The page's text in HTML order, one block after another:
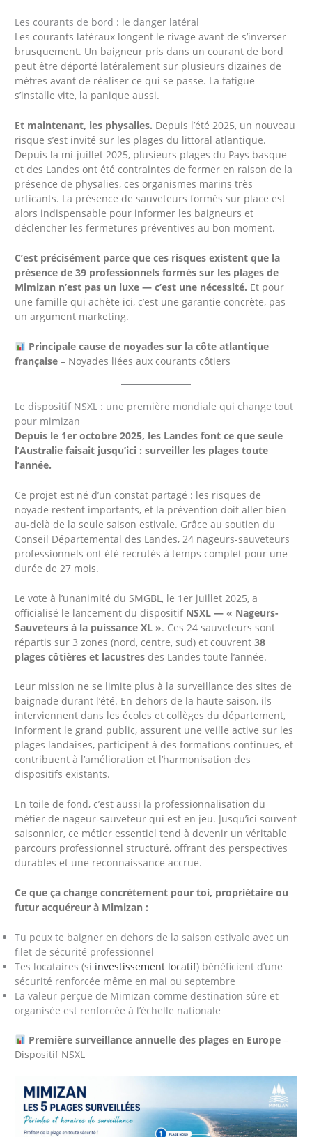
Les courants de bord : le danger latéral
Les courants latéraux longent le rivage avant de s’inverser
brusquement. Un baigneur pris dans un courant de bord
peut être déporté latéralement sur plusieurs dizaines de
mètres avant de réaliser ce qui se passe. La fatigue
s’installe vite, la panique aussi.
Et maintenant, les physalies. Depuis l’été 2025, un nouveau
risque s’est invité sur les plages du littoral atlantique.
Depuis la mi-juillet 2025, plusieurs plages du Pays basque
et des Landes ont été contraintes de fermer en raison de la
présence de physalies, ces organismes marins très
urticants. La présence de sauveteurs formés sur place est
alors indispensable pour informer les baigneurs et
déclencher les fermetures préventives au bon moment.
C’est précisément parce que ces risques existent que la
présence de 39 professionnels formés sur les plages de
Mimizan n’est pas un luxe — c’est une nécessité. Et pour
une famille qui achète ici, c’est une garantie concrète, pas
un argument marketing.
Principale cause de noyades sur la côte atlantique
française – Noyades liées aux courants côtiers
Le dispositif NSXL : une première mondiale qui change tout
pour mimizan
Depuis le 1er octobre 2025, les Landes font ce que seule
l’Australie faisait jusqu’ici : surveiller les plages toute
l’année.
Ce projet est né d’un constat partagé : les risques de
noyade restent importants, et la prévention doit aller bien
au-delà de la seule saison estivale. Grâce au soutien du
Conseil Départemental des Landes, 24 nageurs-sauveteurs
professionnels ont été recrutés à temps complet pour une
durée de 27 mois.
Le vote à l’unanimité du SMGBL, le 1er juillet 2025, a
officialisé le lancement du dispositif NSXL — « Nageurs-
Sauveteurs à la puissance XL ». Ces 24 sauveteurs sont
répartis sur 3 zones (nord, centre, sud) et couvrent38
plages côtières et lacustres des Landes toute l’année.
Leur mission ne se limite plus à la surveillance des sites de
baignade durant l’été. En dehors de la haute saison, ils
interviennent dans les écoles et collèges du département,
informent le grand public, assurent une veille active sur les
plages landaises, participent à des formations continues, et
contribuent à l’amélioration et l’harmonisation des
dispositifs existants.
En toile de fond, c’est aussi la professionnalisation du
métier de nageur-sauveteur qui est en jeu. Jusqu’ici souvent
saisonnier, ce métier essentiel tend à devenir un véritable
parcours professionnel structuré, offrant des perspectives
durables et une reconnaissance accrue.
Ce que ça change concrètement pour toi, propriétaire ou
futur acquéreur à Mimizan :
Tu peux te baigner en dehors de la saison estivale avec un
filet de sécurité professionnel
Tes locataires (si investissement locatif) bénéficient d’une
sécurité renforcée même en mai ou septembre
La valeur perçue de Mimizan comme destination sûre et
organisée est renforcée à l’échelle nationale
Première surveillance annuelle des plages en Europe–
Dispositif NSXL